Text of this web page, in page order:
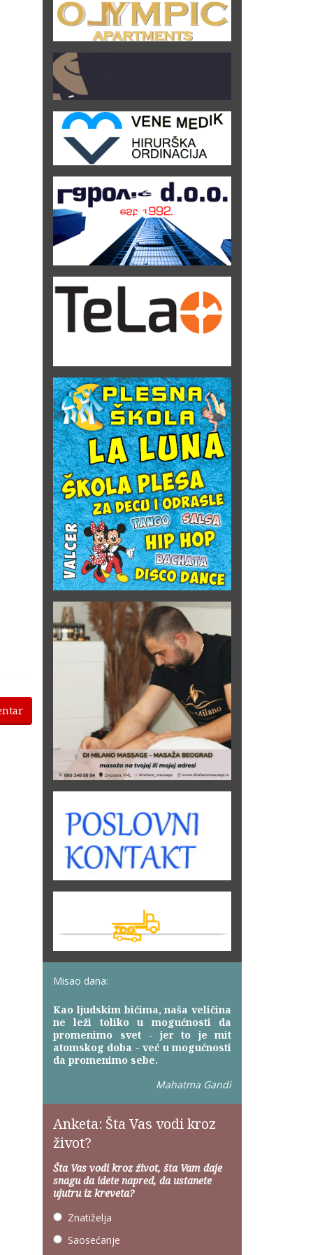
Misao dana:
Kao ljudskim bićima, naša veličina
ne leži toliko u mogućnosti da
promenimo svet - jer to je mit
atomskog doba - već u mogućnosti
da promenimo sebe.
Mahatma Gandi
Anketa: Šta Vas vodi kroz
život?
Šta Vas vodi kroz život, šta Vam daje
snagu da idete napred, da ustanete
ujutru iz kreveta?
Znatiželja
Saosećanje